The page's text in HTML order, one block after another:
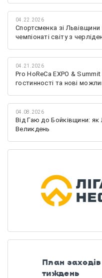
04.22.2026
Спортсменка зі Львівщини
чемпіонаті світу з
04.21.2026
Pro HoReCa EXPO &
гостинності та нові
04.08.2026
Від Гаю до Бойківщини:
Великдень
План
тиждень